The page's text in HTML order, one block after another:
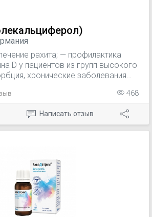
рахита; — профилактика
D у пациентов из групп высокого
хронические заболевания
после резекции желудка и/или
— поддерживающая терапия
генеза); — остеомаляция
минерального обмена у
случае травм, соблюдения диет с
молока и молочных продуктов);
и
468
Написать отзыв